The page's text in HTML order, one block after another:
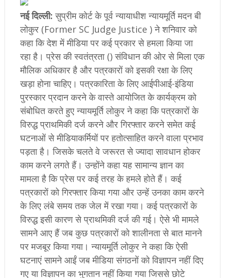
नई दिल्ली: सुप्रीम कोर्ट के पूर्व न्यायाधीश न्यायमूर्ति मदन बी
लोकुर (Former SC Judge Justice ) ने शनिवार को
कहा कि देश में मीडिया पर कई प्रकार से हमला किया जा
रहा है। प्रेस की स्वतंत्रता () संविधान की ओर से मिला एक
मौलिक अधिकार है और पत्रकारों को इसकी रक्षा के लिए
खड़ा होना चाहिए। पत्रकारिता के लिए आईपीआई-इंडिया
पुरस्कार प्रदान करने के वास्ते आयोजित के कार्यक्रम को
संबोधित करते हुए न्यायमूर्ति लोकुर ने कहा कि पत्रकारों के
विरुद्ध प्राथमिकी दर्ज करने और गिरफ्तार करने समेत कई
घटनाओं से मीडियाकर्मियों पर हतोत्साहित करने वाला प्रभाव
पड़ता है। जिसके चलते वे जरूरत से ज्यादा सावधान होकर
काम करने लगते हैं। उन्होंने कहा यह सामान्य ज्ञान का
मामला है कि प्रेस पर कई तरह के हमले होते हैं। कई
पत्रकारों को गिरफ्तार किया गया और उन्हें उनका काम करने
के लिए लंबे समय तक जेल में रखा गया। कई पत्रकारों के
विरुद्ध इसी कारण से प्राथमिकी दर्ज की गई। ऐसे भी मामले
सामने आए हैं जब कुछ पत्रकारों को शालीनता से बात मानने
पर मजबूर किया गया। न्यायमूर्ति लोकुर ने कहा कि ऐसी
घटनाएं सामने आईं जब मीडिया संगठनों को विज्ञापन नहीं दिए
गए या विज्ञापन का भुगतान नहीं किया गया जिससे छोटे